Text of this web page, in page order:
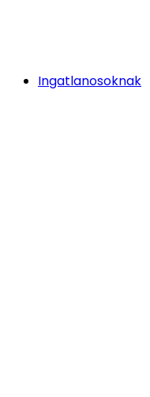
Ingatlanosoknak